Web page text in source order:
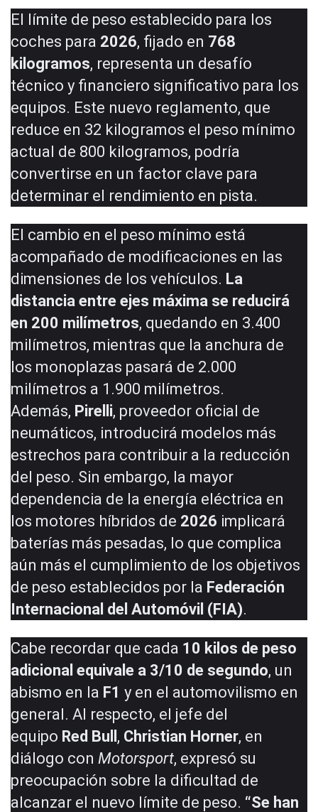
El límite de peso establecido para los
coches para 2026, fijado en 768
kilogramos, representa un desafío
técnico y financiero significativo para los
equipos. Este nuevo reglamento, que
reduce en 32 kilogramos el peso mínimo
actual de 800 kilogramos, podría
convertirse en un factor clave para
determinar el rendimiento en pista.
El cambio en el peso mínimo está
acompañado de modificaciones en las
dimensiones de los vehículos. La
distancia entre ejes máxima se reducirá
en 200 milímetros, quedando en 3.400
milímetros, mientras que la anchura de
los monoplazas pasará de 2.000
milímetros a 1.900 milímetros.
Además, Pirelli, proveedor oficial de
neumáticos, introducirá modelos más
estrechos para contribuir a la reducción
del peso. Sin embargo, la mayor
dependencia de la energía eléctrica en
los motores híbridos de 2026 implicará
baterías más pesadas, lo que complica
aún más el cumplimiento de los objetivos
de peso establecidos por la Federación
Internacional del Automóvil (FIA).
Cabe recordar que cada 10 kilos de peso
adicional equivale a 3/10 de segundo, un
abismo en la F1 y en el automovilismo en
general. Al respecto, el jefe del
equipo Red Bull , Christian Horner, en
diálogo con Motorsport, expresó su
preocupación sobre la dificultad de
alcanzar el nuevo límite de peso. “Se han